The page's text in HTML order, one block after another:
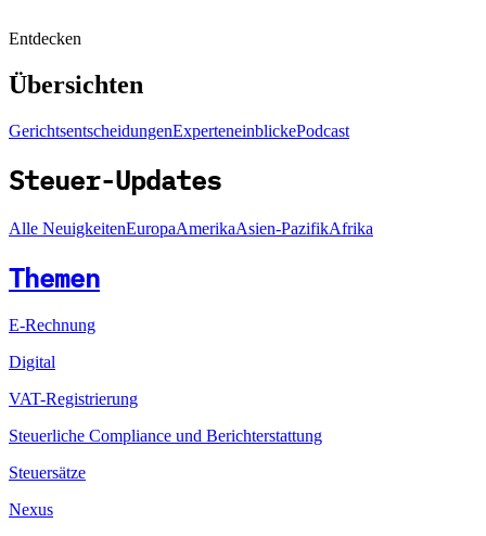
Entdecken
Übersichten
GerichtsentscheidungenExperteneinblickePodcast
Steuer-Updates
Alle NeuigkeitenEuropaAmerikaAsien-PazifikAfrika
Themen
E-Rechnung
Digital
VAT-Registrierung
Steuerliche Compliance und Berichterstattung
Steuersätze
Nexus